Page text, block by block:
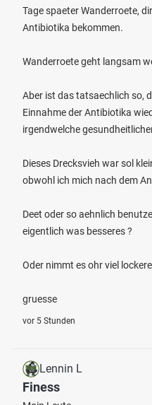
Tage spaeter Wanderroete,
Antibiotika bekommen.
Wanderroete geht langsam
Aber ist das tatsaechlich so,
Einnahme der Antibiotika
irgendwelche
Dieses Drecksvieh war sol
obwohl ich mich nach dem
Deet oder so aehnlich
eigentlich was besseres ?
Oder nimmt es ohr viel
gruesse
vor 5 Stunden
Lennin L
Finess